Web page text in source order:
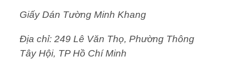
Giấy Dán Tường Minh Khang
Địa chỉ: 249 Lê Văn Thọ, Phường Thông
Tây Hội, TP Hồ Chí Minh